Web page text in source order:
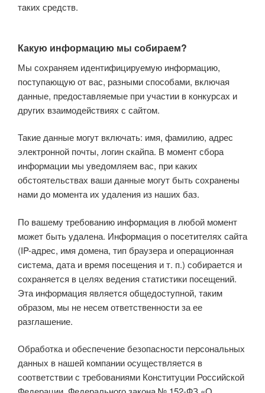
таких средств.
Какую информацию мы собираем?
Мы сохраняем идентифицируемую информацию,
поступающую от вас, разными способами, включая
данные, предоставляемые при участии в конкурсах и
других взаимодействиях с сайтом.
Такие данные могут включать: имя, фамилию, адрес
электронной почты, логин скайпа. В момент сбора
информации мы уведомляем вас, при каких
обстоятельствах ваши данные могут быть сохранены
нами до момента их удаления из наших баз.
По вашему требованию информация в любой момент
может быть удалена. Информация о посетителях сайта
(IP-адрес, имя домена, тип браузера и операционная
система, дата и время посещения и т. п.) собирается и
сохраняется в целях ведения статистики посещений.
Эта информация является общедоступной, таким
образом, мы не несем ответственности за ее
разглашение.
Обработка и обеспечение безопасности персональных
данных в нашей компании осуществляется в
соответствии с требованиями Конституции Российской